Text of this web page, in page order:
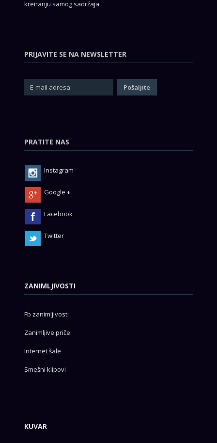
kreiranju samog sadržaja.
PRIJAVITE SE NA NEWSLETTER
PRATITE NAS
Instagram
Google +
Facebook
Twitter
ZANIMLJIVOSTI
Fb zanimljivosti
Zanimljive priče
Internet šale
Smešni klipovi
KUVAR